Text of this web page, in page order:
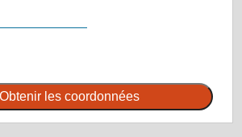
Obtenir les coordonnées